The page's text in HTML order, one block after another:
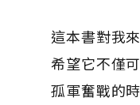
這本書對我
希望它不僅
孤軍奮戰的